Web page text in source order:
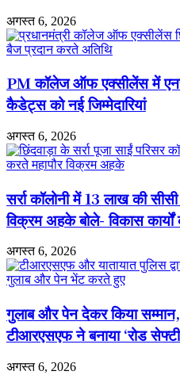
अगस्त 6, 2026
PM कॉलेज ऑफ एक्सीलेंस में
कैडेट्स को नई जिम्मेदारियां
अगस्त 6, 2026
सर्रा कॉलोनी में 13 लाख की
विक्रम अहके बोले- विकास कार्यों
अगस्त 6, 2026
गुलाब और पेन देकर किया
टीआरएसएफ ने बनाया ‘रोड
अगस्त 6, 2026